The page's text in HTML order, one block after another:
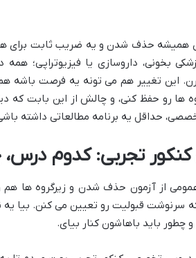
برای همیشه حذف شدن و یه ضریب ثابت
بخونی، داروسازی یا فیزیوتراپی؛
این تغییر هم می تونه یه فرصت باشه
ها رو حفظ کنی، و چالش از این بابت که
حداقل یه برنامه مطالعاتی داشته
تجربی: کدوم درس،
از آزمون حذف شدن و زیرگروه ها
قبولیت رو تعیین می کنن. بیا یه
چطور باید باهاشون کنار بیای.